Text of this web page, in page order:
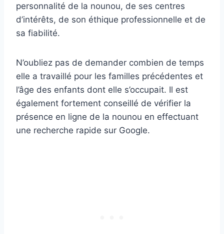
personnalité de la nounou, de ses centres
d’intérêts, de son éthique professionnelle et de
sa fiabilité.
N’oubliez pas de demander combien de temps
elle a travaillé pour les familles précédentes et
l’âge des enfants dont elle s’occupait. Il est
également fortement conseillé de vérifier la
présence en ligne de la nounou en effectuant
une recherche rapide sur Google.